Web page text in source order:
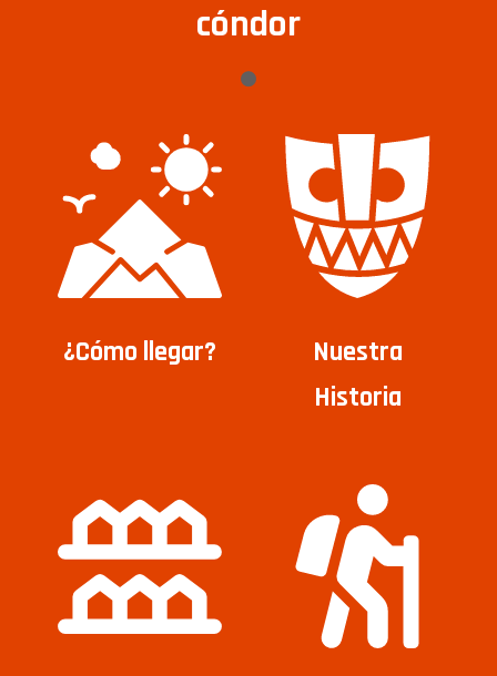
cóndor
¿Cómo llegar?
Nuestra
Historia